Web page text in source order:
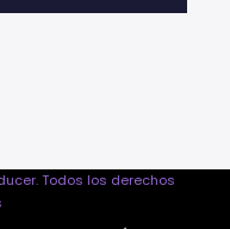
Todos los derechos